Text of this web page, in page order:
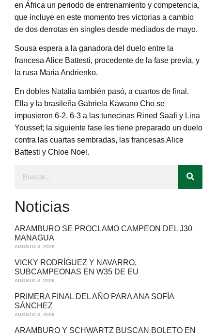
en África un periodo de entrenamiento y competencia,
que incluye en este momento tres victorias a cambio
de dos derrotas en singles desde mediados de mayo.
Sousa espera a la ganadora del duelo entre la
francesa Alice Battesti, procedente de la fase previa, y
la rusa Maria Andrienko.
En dobles Natalia también pasó, a cuartos de final.
Ella y la brasileña Gabriela Kawano Cho se
impusieron 6-2, 6-3 a las tunecinas Rined Saafi y Lina
Youssef; la siguiente fase les tiene preparado un duelo
contra las cuartas sembradas, las francesas Alice
Battesti y Chloe Noel.
Noticias
ARAMBURO SE PROCLAMO CAMPEON DEL J30
MANAGUA
AGOSTO 8, 2026
VICKY RODRÍGUEZ Y NAVARRO,
SUBCAMPEONAS EN W35 DE EU
AGOSTO 8, 2026
PRIMERA FINAL DEL AÑO PARA ANA SOFÍA
SÁNCHEZ
AGOSTO 8, 2026
ARAMBURO Y SCHWARTZ BUSCAN BOLETO EN